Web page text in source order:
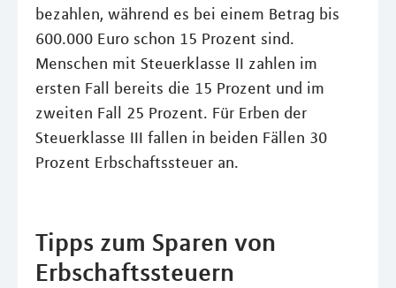
bezahlen, während es bei einem Betrag bis
600.000 Euro schon 15 Prozent sind.
Menschen mit Steuerklasse II zahlen im
ersten Fall bereits die 15 Prozent und im
zweiten Fall 25 Prozent. Für Erben der
Steuerklasse III fallen in beiden Fällen 30
Prozent Erbschaftssteuer an.
Tipps zum Sparen von
Erbschaftssteuern